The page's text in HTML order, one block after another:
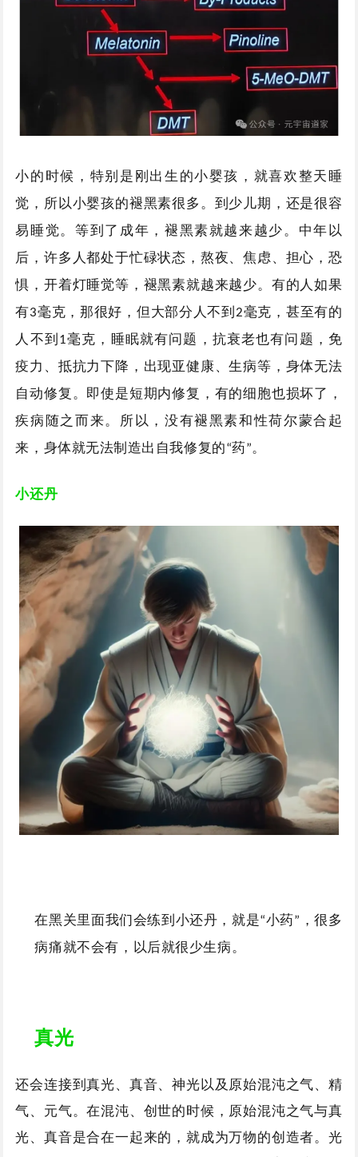
小的时候，特别是刚出生的小婴孩，就喜欢整天睡
觉，所以小婴孩的褪黑素很多。到少儿期，还是很容
易睡觉。等到了成年，褪黑素就越来越少。中年以
后，许多人都处于忙碌状态，熬夜、焦虑、担心，恐
惧，开着灯睡觉等，褪黑素就越来越少。有的人如果
有3毫克，那很好，但大部分人不到 2毫克，甚至有的
人不到 1毫克，睡眠就有问题，抗衰老也有问题，免
疫力、抵抗力下降，出现亚健康、生病等，身体无法
自动修复。即使是短期内修复，有的细胞也损坏了，
疾病随之而来。所以，没有褪黑素和性荷尔蒙合起
来，身体就无法制造出自我修复的“药”。
小还丹
在黑关里面我们会练到小还丹，就是“小药” ，很多
病痛就不会有，以后就很少生病。
真光
还会连接到真光、真音、神光以及原始混沌之气、精
气、元气。在混沌、创世的时候，原始混沌之气与真
光、真音是合在一起来的，就成为万物的创造者。光